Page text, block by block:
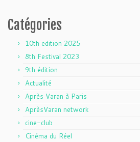
Catégories
10th edition 2025
8th Festival 2023
9th édition
Actualité
Après Varan à Paris
AprèsVaran network
cine-club
Cinéma du Réel